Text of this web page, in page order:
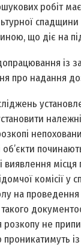
робіт
що діє на
із
про надання
об’єкти
комісії у
на
не
проникатимуть